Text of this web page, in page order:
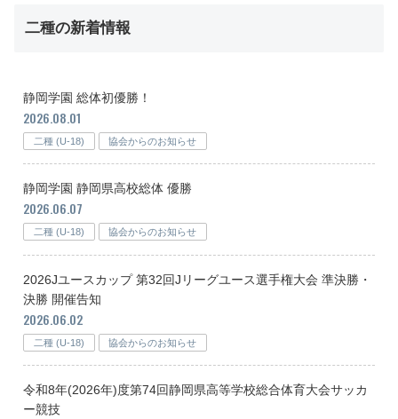
二種の新着情報
静岡学園 総体初優勝！
2026.08.01
二種 (U-18) 協会からのお知らせ
静岡学園 静岡県高校総体 優勝
2026.06.07
二種 (U-18) 協会からのお知らせ
2026Jユースカップ 第32回Jリーグユース選手権大会 準決勝・
決勝 開催告知
2026.06.02
二種 (U-18) 協会からのお知らせ
令和8年(2026年)度第74回静岡県高等学校総合体育大会サッカ
ー競技